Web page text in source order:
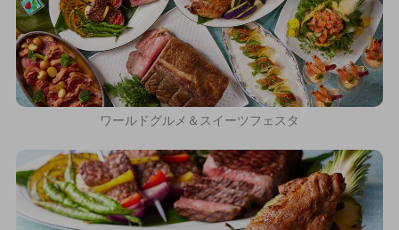
ワールドグルメ＆スイーツフェスタ